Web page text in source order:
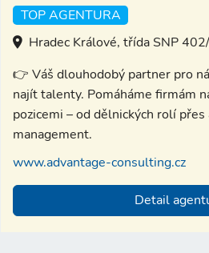
TOP AGENTURA
Hradec Králové, třída SNP
👉 Váš dlouhodobý partner pro
najít talenty. Pomáháme firmám
pozicemi – od dělnických rolí
management.
www.advantage-consulting.cz
Detail